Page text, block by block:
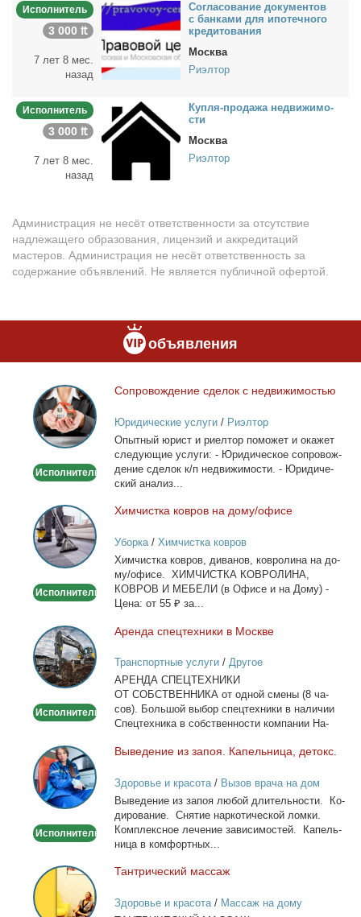
Исполнитель
3 000 ₶
7 лет 8 мес.
назад
Со­гла­со­ва­ние до­ку­мен­тов
с бан­ка­ми для ипо­теч­но­го
кре­ди­то­ва­ния
Москва
Риэлтор
Исполнитель
3 000 ₶
7 лет 8 мес.
назад
Куп­ля-про­да­жа недви­жи­мо­
сти
Москва
Риэлтор
Администрация не несёт ответственности за отсутствие
надлежащего образования, лицензий и аккредитаций
мастеров. Администрация не несёт ответственность за
содержание объявлений. Не является публичной офертой.
объявления
Сопровождение
сделок
с
недвижимостью
Исполнитель
Со­про­вож­де­ние сде­лок с недви­жи­мо­стью
Юридические услуги/ Риэлтор
Опыт­ный юрист и ри­ел­тор по­мо­жет и ока­жет
сле­ду­ю­щие услу­ги: - Юри­ди­че­ское со­про­вож­
де­ние сде­лок к/п недви­жи­мо­сти. - Юри­ди­че­
ский ана­лиз...
Химчистка
ковров
на
дому/
Исполнитель
Хим­чист­ка ков­ров на до­му/офи­се
Уборка/ Химчистка ковров
Хим­чист­ка ков­ров, ди­ва­нов, ков­ро­ли­на на до­
му/офи­се. ХИМЧИСТКА КОВРОЛИНА,
КОВРОВ И МЕБЕЛИ (в Офи­се и на До­му) -
Це­на: от 55 ₽ за...
Аренда
спецтехники
в
Москве
Исполнитель
Арен­да спец­тех­ни­ки в Москве
Транспортные услуги/ Другое
АРЕНДА СПЕЦТЕХНИКИ
ОТ СОБСТВЕННИКА от од­ной сме­ны (8 ча­
сов). Боль­шой вы­бор спец­тех­ни­ки в на­ли­чии
Спец­тех­ни­ка в соб­ствен­но­сти ком­па­нии На­
Выведение
из
запоя.
Капельница,
Исполнитель
Вы­ве­де­ние из за­поя. Ка­пель­ни­ца, де­токс.
Здоровье и красота/ Вызов врача на дом
Вы­ве­де­ние из за­поя лю­бой дли­тель­но­сти. Ко­
ди­ро­ва­ние. Сня­тие нар­ко­ти­че­ской лом­ки.
Ком­плекс­ное ле­че­ние за­ви­си­мо­стей. Ка­пель­
ни­ца в ком­форт­ных...
Тантрический
массаж
Тан­три­че­ский мас­саж
Здоровье и красота/ Массаж на дому